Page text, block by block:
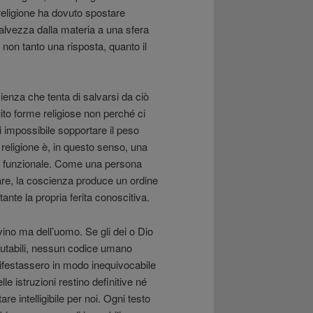
ha dovuto spostare
dalla materia a una sfera
tanto una risposta, quanto il
che tenta di salvarsi da ciò
forme religiose non perché ci
impossibile sopportare il peso
è, in questo senso, una
Come una persona
la coscienza produce un ordine
la propria ferita conoscitiva.
ma dell’uomo. Se gli dei o Dio
nessun codice umano
in modo inequivocabile
istruzioni restino definitive né
intelligibile per noi. Ogni testo